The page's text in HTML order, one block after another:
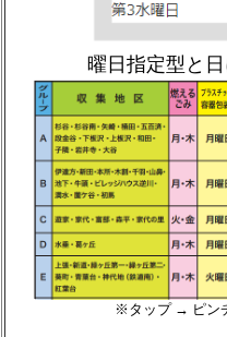
曜日指定型と
※タップ → ピン